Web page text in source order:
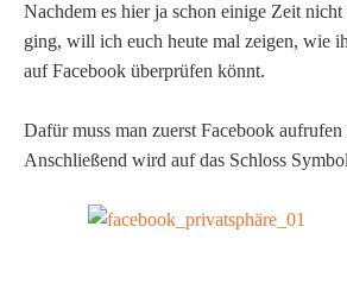
Nachdem es hier ja schon einige Zeit
ging, will ich euch heute mal zeigen, wie
auf Facebook überprüfen könnt.
Dafür muss man zuerst Facebook
Anschließend wird auf das Schloss